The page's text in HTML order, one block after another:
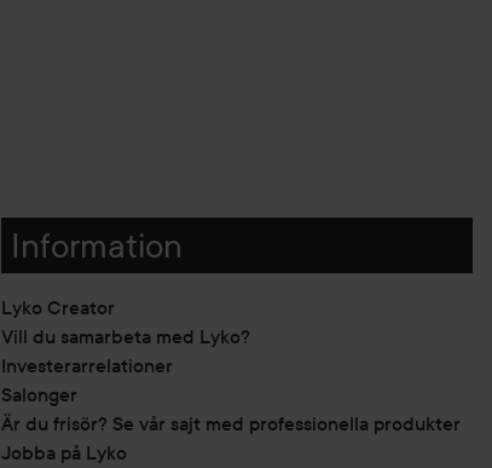
Information
Lyko Creator
Vill du samarbeta med Lyko?
Investerarrelationer
Salonger
Är du frisör? Se vår sajt med professionella produkter
Jobba på Lyko